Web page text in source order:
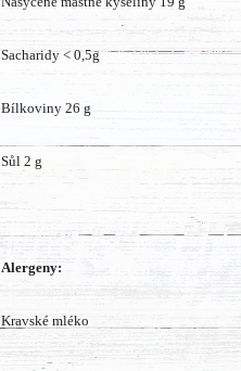
Sacharidy < 0,5g
Bílkoviny 26 g
Sůl 2 g
Alergeny:
Kravské mléko